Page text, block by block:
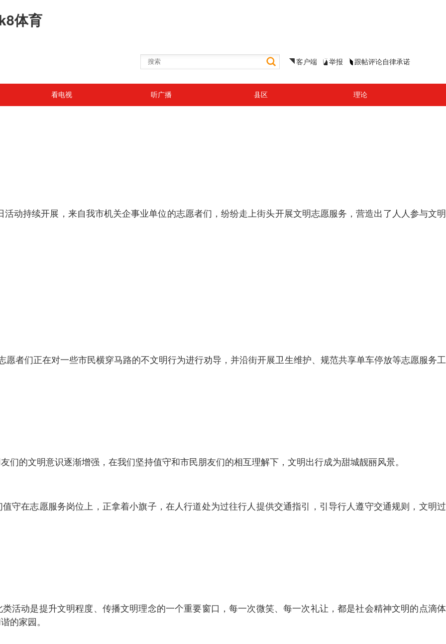
体育
客户端 举报 跟帖评论自律承诺
看电视 听广播 县区 理论
活动持续开展，来自我市机关企事业单位的志愿者们，纷纷走上街头开展文明志愿服务，营造出了人人参与文明
者们正在对一些市民横穿马路的不文明行为进行劝导，并沿街开展卫生维护、规范共享单车停放等志愿服务工
们的文明意识逐渐增强，在我们坚持值守和市民朋友们的相互理解下，文明出行成为甜城靓丽风景。
守在志愿服务岗位上，正拿着小旗子，在人行道处为过往行人提供交通指引，引导行人遵守交通规则，文明过
活动是提升文明程度、传播文明理念的一个重要窗口，每一次微笑、每一次礼让，都是社会精神文明的点滴体
的家园。